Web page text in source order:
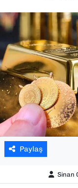
Paylaş
Sinan
SAĞLIK
SPOR
TEKNOLOJİ
YAŞAM
YEREL